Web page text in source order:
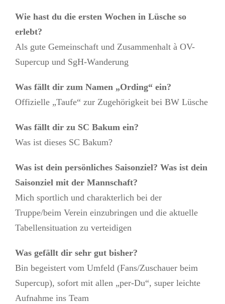
Wie hast du die ersten Wochen in Lüsche so
erlebt?
Als gute Gemeinschaft und Zusammenhalt à OV-
Supercup und SgH-Wanderung
Was fällt dir zum Namen „Ording“ ein?
Offizielle „Taufe“ zur Zugehörigkeit bei BW Lüsche
Was fällt dir zu SC Bakum ein?
Was ist dieses SC Bakum?
Was ist dein persönliches Saisonziel? Was ist dein
Saisonziel mit der Mannschaft?
Mich sportlich und charakterlich bei der
Truppe/beim Verein einzubringen und die aktuelle
Tabellensituation zu verteidigen
Was gefällt dir sehr gut bisher?
Bin begeistert vom Umfeld (Fans/Zuschauer beim
Supercup), sofort mit allen „per-Du“, super leichte
Aufnahme ins Team